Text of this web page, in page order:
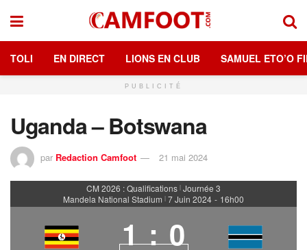
TOLI EN DIRECT LIONS EN CLUB SAMUEL ETO’O
PUBLICITÉ
Uganda – Botswana
par Redaction Camfoot 21 mai 2024
CM 2026 : Qualifications | Journée 3
Mandela National Stadium | 7 Juin 2024 - 16h00
1 : 0